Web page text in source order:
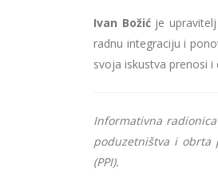
Ivan Božićje upravitelj
radnu integraciju i
svoja iskustva prenosi
Informativna
poduzetništva i obrta
(PPI).